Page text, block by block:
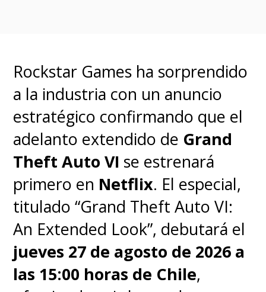
♦ Episodio 3: "How The West
Was 1010001", escrito por Nona
di Spargement
♦ Episodio 4: "Parásitos
recuperados", escrito por Maiya
Williams
♦ Episodio 5: "Related To Items
Rockstar Games ha sorprendido
a la industria con un anuncio
estratégico confirmando que el
adelanto extendido de Grand
Theft Auto VI se estrenará
primero en Netflix. El especial,
titulado “Grand Theft Auto VI:
An Extended Look”, debutará el
jueves 27 de agosto de 2026 a
las 15:00 horas de Chile,